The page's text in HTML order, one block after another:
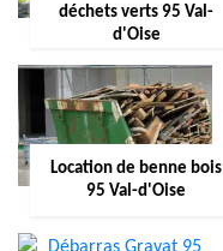
déchets verts 95 Val-
d'Oise
Location de benne bois
95 Val-d'Oise